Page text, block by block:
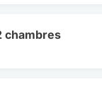
chambres